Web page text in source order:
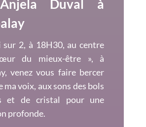
Duval à
sur 2, à 18H30, au centre
du mieux-être », à
venez vous faire bercer
ma voix, aux sons des bols
et de cristal pour une
profonde.